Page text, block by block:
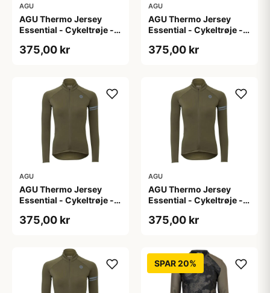
AGU
AGU Thermo Jersey
Essential - Cykeltrøje -
L
375,00 kr
AGU
AGU Thermo Jersey
Essential - Cykeltrøje -
M
375,00 kr
AGU
AGU Thermo Jersey
Essential - Cykeltrøje -
S
375,00 kr
AGU
AGU Thermo Jersey
Essential - Cykeltrøje -
XL
375,00 kr
SPAR 20%